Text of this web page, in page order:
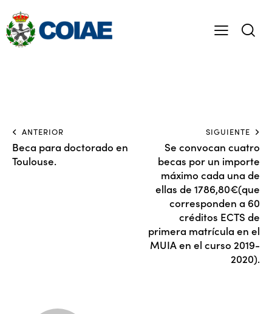
ANTERIOR
Beca para doctorado en
Toulouse.
SIGUIENTE
Se convocan cuatro
becas por un importe
máximo cada una de
ellas de 1786,80€(que
corresponden a 60
créditos ECTS de
primera matrícula en el
MUIA en el curso 2019-
2020).